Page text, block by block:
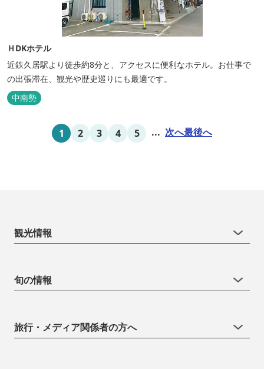
ＨDKホテル
近鉄久居駅より徒歩約8分と、アクセスに便利なホテル。お仕事で
の出張滞在、観光や歴史巡りにも最適です。
中南勢
1 2 3 4 5 ... 次へ最後へ
観光情報
旬の情報
旅行・メディア関係者の方へ